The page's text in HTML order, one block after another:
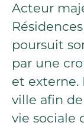
Acteur
poursuit
par une
et
ville afin
vie sociale